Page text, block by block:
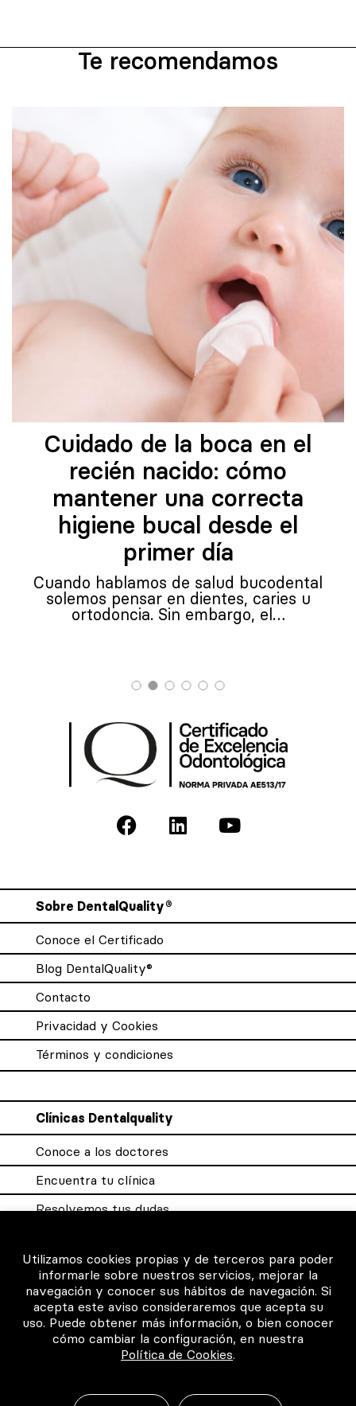
Te recomendamos
Cuidado de la boca en el
recién nacido: cómo
mantener una correcta
higiene bucal desde el
primer día
Cuando hablamos de salud bucodental
solemos pensar en dientes, caries u
ortodoncia. Sin embargo, el…
Sobre DentalQuality®
Conoce el Certificado
Blog DentalQuality®
Contacto
Privacidad y Cookies
Términos y condiciones
Clínicas Dentalquality
Conoce a los doctores
Encuentra tu clínica
Resolvemos tus dudas
Para los profesionales
Consigue tu certificado
Intranet clínicas certificadas
Música para los pacientes
Utilizamos cookies propias y de terceros para poder
informarle sobre nuestros servicios, mejorar la
navegación y conocer sus hábitos de navegación. Si
acepta este aviso consideraremos que acepta su
uso. Puede obtener más información, o bien conocer
cómo cambiar la configuración, en nuestra
Política de Cookies.